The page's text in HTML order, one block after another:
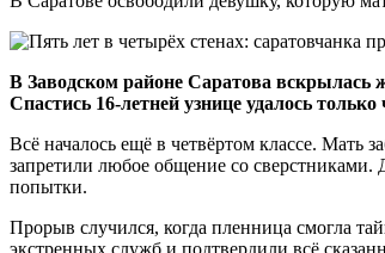
В Заводском районе Саратова
Спастись 16-летней узнице удалось только
Всё началось ещё в четвёртом классе. Мать
запретили любое общение со сверстниками.
попытки.
Прорыв случился, когда пленница смогла
экстренных служб и подтвердили всё